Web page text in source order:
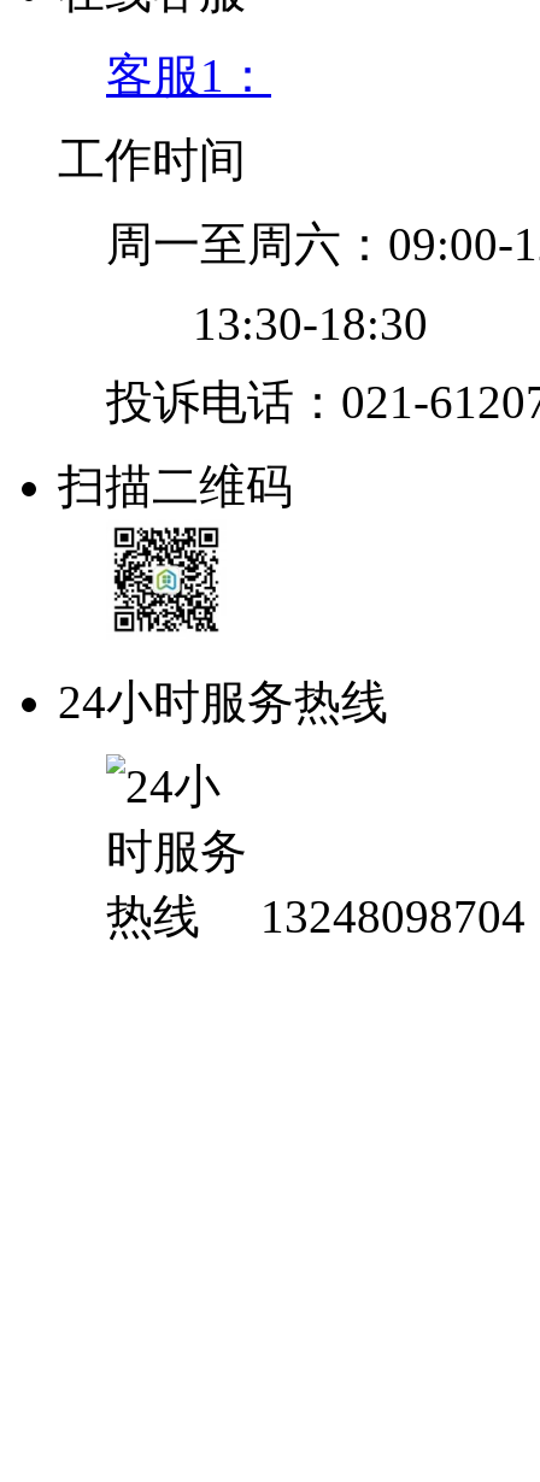
客服1：
工作时间
周一至周六：09:00-
13:30-18:30
投诉电话：021-
扫描二维码
24小时服务热线
13248098704